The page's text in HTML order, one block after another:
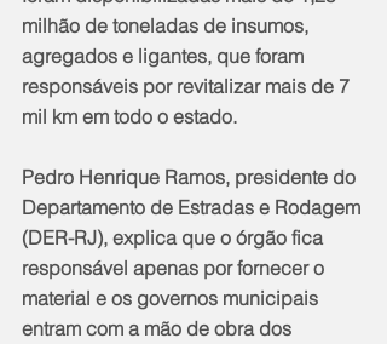
milhão de toneladas de insumos,
agregados e ligantes, que foram
responsáveis por revitalizar mais de 7
mil km em todo o estado.
Pedro Henrique Ramos, presidente do
Departamento de Estradas e Rodagem
(DER-RJ), explica que o órgão fica
responsável apenas por fornecer o
material e os governos municipais
entram com a mão de obra dos